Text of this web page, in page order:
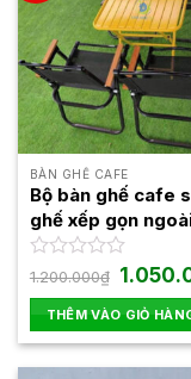
BÀN GHẾ CAFE
Bộ bàn ghế cafe
ghế xếp gọn
đẹp giá rẻ BBGX02
Được
hạng
0
5
sao
1.200.000₫ Giá
gốc
là:
THÊM VÀO GIỎ